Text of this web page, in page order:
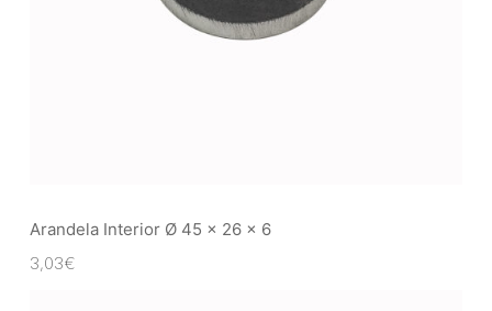
Arandela Interior Ø 45 x 26 x 6
3,03€